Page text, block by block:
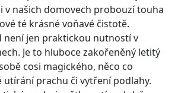
v našich domovech probouzí touha
té krásné voňavé čistotě.
není jen praktickou nutností v
Je to hluboce zakořeněný letitý
cosi magického, něco co
utírání prachu či vytření podlahy.